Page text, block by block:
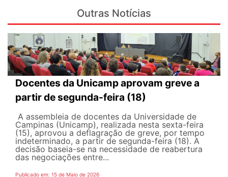
Outras Notícias
Docentes da Unicamp aprovam greve a
partir de segunda-feira (18)
A assembleia de docentes da Universidade de
Campinas (Unicamp), realizada nesta sexta-feira
(15), aprovou a deflagração de greve, por tempo
indeterminado, a partir de segunda-feira (18). A
decisão baseia-se na necessidade de reabertura
das negociações entre...
Publicado em: 15 de Maio de 2026